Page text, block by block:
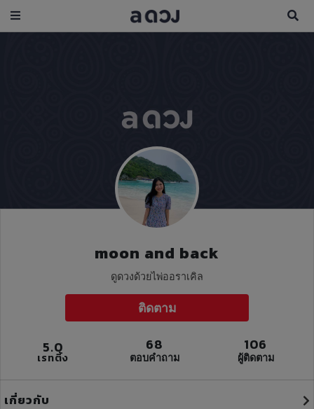
moon and back
ดูดวงด้วยไพ่ออราเคิล
ติดตาม
5.0
เรทติ้ง
68
ตอบคำถาม
106
ผู้ติดตาม
เกี่ยวกับ